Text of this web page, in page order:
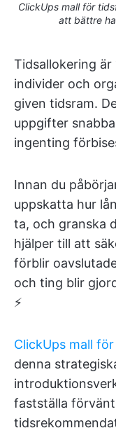
ClickUps mall för
att bättre
Tidsallokering
individer och
given tidsram.
uppgifter
ingenting
Innan du
uppskatta hur
ta, och granska
hjälper till att
förblir
och ting blir
⚡️
ClickUps mall
denna
fastställa